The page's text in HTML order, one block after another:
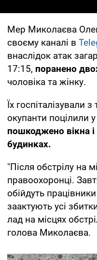
Мер Миколаєва
своєму каналі в
внаслідок атак
17:15, поранено
чоловіка та жінку.
Їх
окупанти поцілили
пошкоджено вікна
будинках.
"Після обстрілу на
правоохоронці.
обійдуть працівники
заактують усі
лад на місцях
голова Миколаєва.